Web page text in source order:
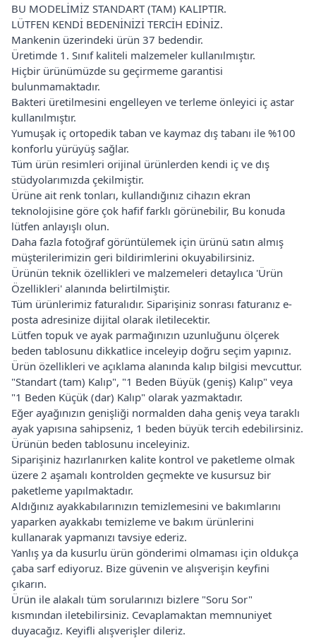
BU MODELİMİZ STANDART (TAM) KALIPTIR.
LÜTFEN KENDİ BEDENİNİZİ TERCİH EDİNİZ.
Mankenin üzerindeki ürün 37 bedendir.
Üretimde 1. Sınıf kaliteli malzemeler kullanılmıştır.
Hiçbir ürünümüzde su geçirmeme garantisi
bulunmamaktadır.
Bakteri üretilmesini engelleyen ve terleme önleyici iç astar
kullanılmıştır.
Yumuşak iç ortopedik taban ve kaymaz dış tabanı ile %100
konforlu yürüyüş sağlar.
Tüm ürün resimleri orijinal ürünlerden kendi iç ve dış
stüdyolarımızda çekilmiştir.
Ürüne ait renk tonları, kullandığınız cihazın ekran
teknolojisine göre çok hafif farklı görünebilir, Bu konuda
lütfen anlayışlı olun.
Daha fazla fotoğraf görüntülemek için ürünü satın almış
müşterilerimizin geri bildirimlerini okuyabilirsiniz.
Ürünün teknik özellikleri ve malzemeleri detaylıca 'Ürün
Özellikleri' alanında belirtilmiştir.
Tüm ürünlerimiz faturalıdır. Siparişiniz sonrası faturanız e-
posta adresinize dijital olarak iletilecektir.
Lütfen topuk ve ayak parmağınızın uzunluğunu ölçerek
beden tablosunu dikkatlice inceleyip doğru seçim yapınız.
Ürün özellikleri ve açıklama alanında kalıp bilgisi mevcuttur.
"Standart (tam) Kalıp", "1 Beden Büyük (geniş) Kalıp" veya
"1 Beden Küçük (dar) Kalıp" olarak yazmaktadır.
Eğer ayağınızın genişliği normalden daha geniş veya taraklı
ayak yapısına sahipseniz, 1 beden büyük tercih edebilirsiniz.
Ürünün beden tablosunu inceleyiniz.
Siparişiniz hazırlanırken kalite kontrol ve paketleme olmak
üzere 2 aşamalı kontrolden geçmekte ve kusursuz bir
paketleme yapılmaktadır.
Aldığınız ayakkabılarınızın temizlemesini ve bakımlarını
yaparken ayakkabı temizleme ve bakım ürünlerini
kullanarak yapmanızı tavsiye ederiz.
Yanlış ya da kusurlu ürün gönderimi olmaması için oldukça
çaba sarf ediyoruz. Bize güvenin ve alışverişin keyfini
çıkarın.
Ürün ile alakalı tüm sorularınızı bizlere "Soru Sor"
kısmından iletebilirsiniz. Cevaplamaktan memnuniyet
duyacağız. Keyifli alışverişler dileriz.